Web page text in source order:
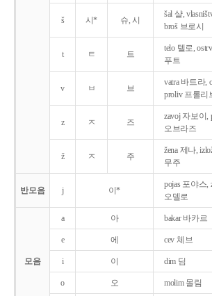
š 시* 슈, 시
šal 샬,
broš 브로시
t ㅌ 트
telo 텔로,
푸트
v ㅂ 브
vatra 바트라,
proliv 프롤리
z ㅈ 즈
zavoj 자보이,
오브라즈
ž ㅈ 주
žena 제나,
무주
반모음 j 이*
pojas 포야스,
오델로
모음
a 아 bakar 바카르
e 에 cev 체브
i 이 dim 딤
o 오 molim 몰림